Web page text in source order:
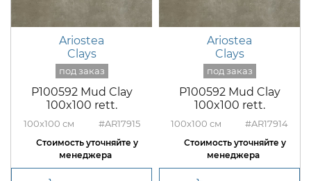
Ariostea
Clays
P100592 Mud Clay
100x100 rett.
100x100 #AR17915
Ariostea
Clays
P100592 Mud Clay
100x100 rett.
100x100 #AR17914